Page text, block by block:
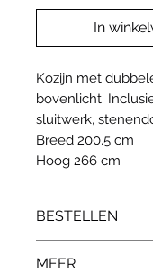
In
Kozijn met
bovenlicht.
sluitwerk,
Breed 200.5 cm
Hoog 266 cm
BESTELLEN
MEER